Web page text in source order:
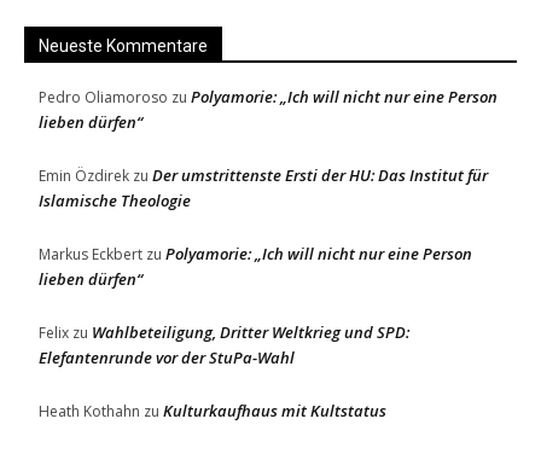
Neueste Kommentare
Pedro Oliamoroso zu Polyamorie: „Ich will nicht nur eine Person
lieben dürfen“
Emin Özdirek zu Der umstrittenste Ersti der HU: Das Institut für
Islamische Theologie
Markus Eckbert zu Polyamorie: „Ich will nicht nur eine Person
lieben dürfen“
Felix zu Wahlbeteiligung, Dritter Weltkrieg und SPD:
Elefantenrunde vor der StuPa-Wahl
Heath Kothahn zu Kulturkaufhaus mit Kultstatus